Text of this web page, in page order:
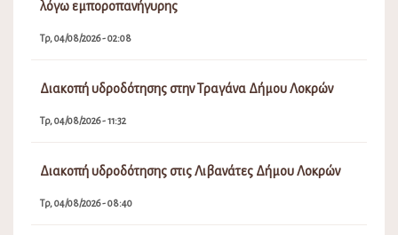
λόγω εμποροπανήγυρης
Τρ, 04/08/2026 - 02:08
Διακοπή υδροδότησης στην Τραγάνα Δήμου Λοκρών
Τρ, 04/08/2026 - 11:32
Διακοπή υδροδότησης στις Λιβανάτες Δήμου Λοκρών
Τρ, 04/08/2026 - 08:40